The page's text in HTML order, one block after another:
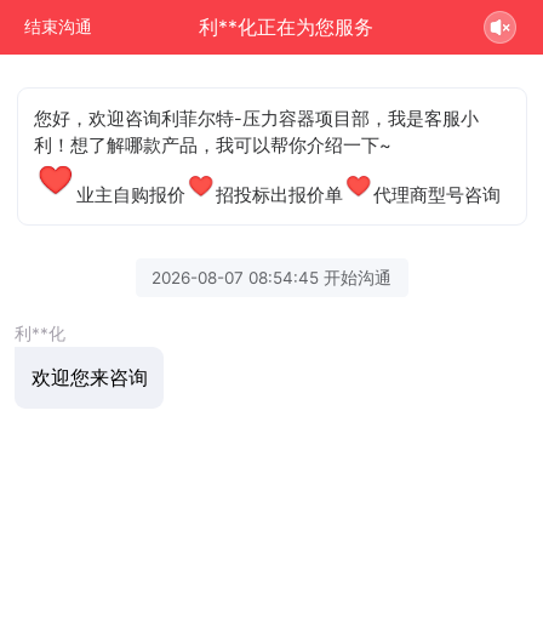
结束沟通 利**化正在为您服务
您好，欢迎咨询利菲尔特-压力容器项目部，我是客服小
利！想了解哪款产品，我可以帮你介绍一下~
业主自购报价 招投标出报价单 代理商型号咨询
2026-08-07 08:54:45 开始沟通
利**化
欢迎您来咨询